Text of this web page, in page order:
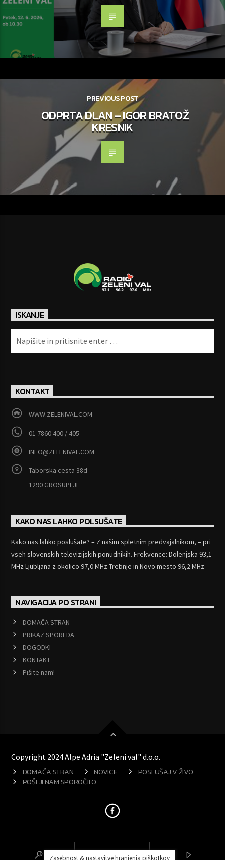
PREVIOUS POST
ODPRTA DLAN – IGOR BRATOŽ
KRESNIK
ISKANJE
KONTAKT
WWW.ZELENIVAL.COM
01 7860 400 / 405
INFO@ZELENIVAL.COM
Taborska cesta 38d
1290 GROSUPLJE
KAKO NAS LAHKO POLSUŠATE
Kako nas lahko poslušate? – Z našim spletnim predvajalnikom, – pri
vseh slovenskih televizijskih ponudnikih. Frekvence: Dolenjska 93,1
MHz Ljubljana z okolico 97,0 MHz Trebnje in Novo mesto 96,2 MHz
NAVIGACIJA PO STRANI
DOMAČA STRAN
PRIKAZ SPOREDA
DOGODKI
KONTAKT
Pišite nam!
Copyright 2024 Alpe Adria "Zeleni val" d.o.o.
DOMAČA STRAN NOVICE
POSLUŠAJ V ŽIVO
POŠLJI NAM SPOROČILO
Zasebnost & nastavitve hranjenja piškotkov